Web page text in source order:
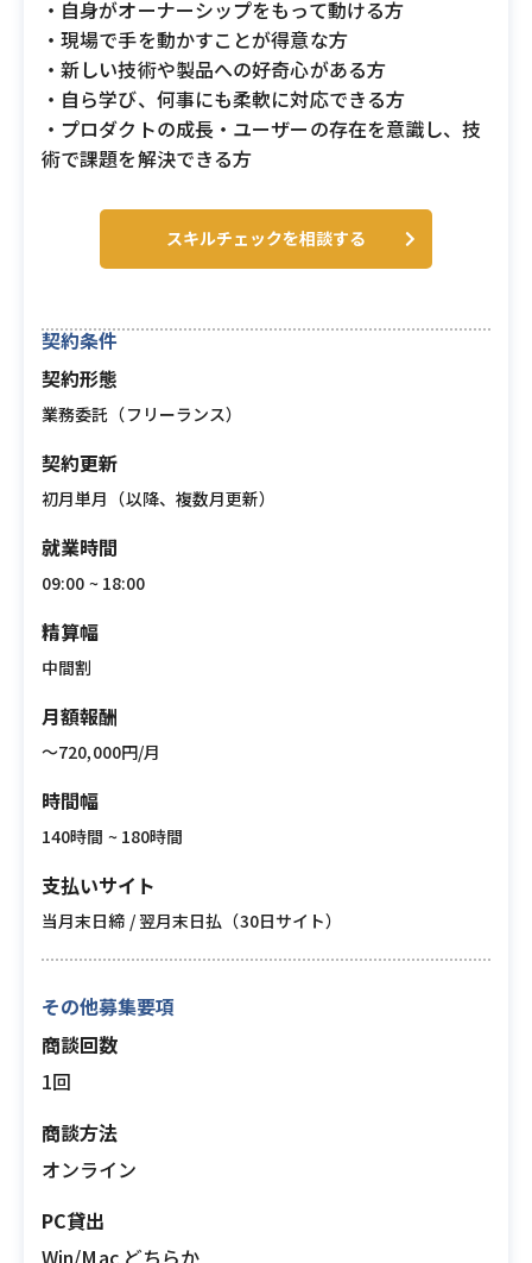
・自身がオーナーシップをもって動ける方
・現場で手を動かすことが得意な方
・新しい技術や製品への好奇心がある方
・自ら学び、何事にも柔軟に対応できる方
・プロダクトの成長・ユーザーの存在を意識し、技
術で課題を解決できる方
スキルチェックを相談する
契約条件
契約形態
業務委託（フリーランス）
契約更新
初月単月（以降、複数月更新）
就業時間
09:00 ~ 18:00
精算幅
中間割
月額報酬
〜720,000円/月
時間幅
140時間 ~ 180時間
支払いサイト
当月末日締 / 翌月末日払（30日サイト）
その他募集要項
商談回数
1回
商談方法
オンライン
PC貸出
Win/Mac どちらか